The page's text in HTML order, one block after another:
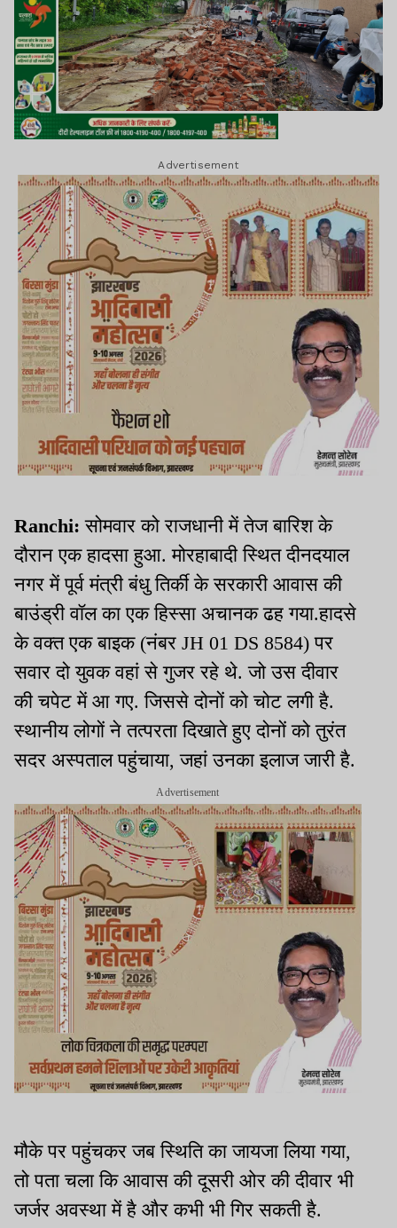
Advertisement
Ranchi: सोमवार को राजधानी में तेज बारिश के
दौरान एक हादसा हुआ. मोरहाबादी स्थित दीनदयाल
नगर में पूर्व मंत्री बंधु तिर्की के सरकारी आवास की
बाउंड्री वॉल का एक हिस्सा अचानक ढह गया.हादसे
के वक्त एक बाइक (नंबर JH 01 DS 8584) पर
सवार दो युवक वहां से गुजर रहे थे. जो उस दीवार
की चपेट में आ गए. जिससे दोनों को चोट लगी है.
स्थानीय लोगों ने तत्परता दिखाते हुए दोनों को तुरंत
सदर अस्पताल पहुंचाया, जहां उनका इलाज जारी है.
Advertisement
मौके पर पहुंचकर जब स्थिति का जायजा लिया गया,
तो पता चला कि आवास की दूसरी ओर की दीवार भी
जर्जर अवस्था में है और कभी भी गिर सकती है.